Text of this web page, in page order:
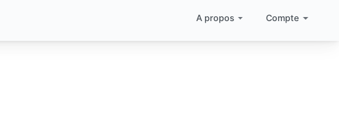
A propos Compte